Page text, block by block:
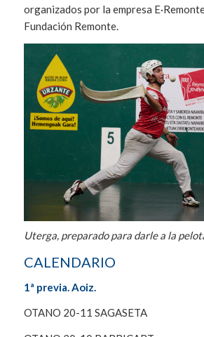
organizados por la empresa
Fundación Remonte.
Uterga, preparado para darle a la
CALENDARIO
1ª previa. Aoiz.
OTANO 20-11 SAGASETA